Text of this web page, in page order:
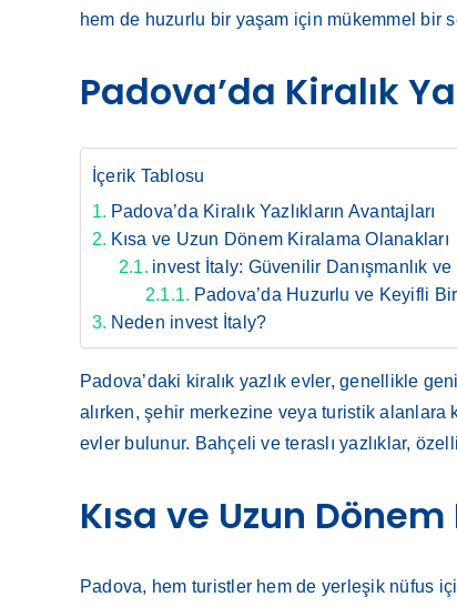
hem de huzurlu bir yaşam için mükemmel bir
Padova’da Kiralık
İçerik Tablosu
Padova’da Kiralık Yazlıkların Avantajları
Kısa ve Uzun Dönem Kiralama Olanakları
invest İtaly: Güvenilir Danışmanlık
Padova’da Huzurlu ve Keyifli Bir
Neden invest İtaly?
Padova’daki kiralık yazlık evler, genellikle
alırken, şehir merkezine veya turistik alanlara
evler bulunur. Bahçeli ve teraslı yazlıklar,
Kısa ve Uzun
Padova, hem turistler hem de yerleşik nüfus